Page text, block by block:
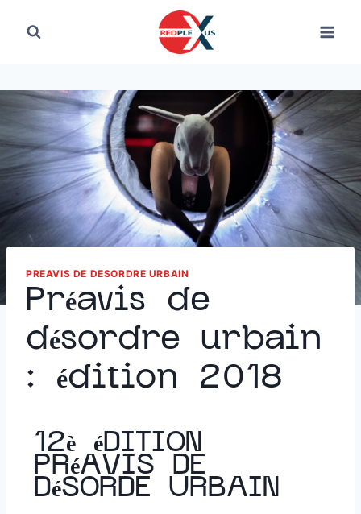
PREAVIS DE DESORDRE URBAIN
Préavis de
désordre urbain
: édition 2018
12è éDITION
PRéAVIS DE
DéSORDE URBAIN